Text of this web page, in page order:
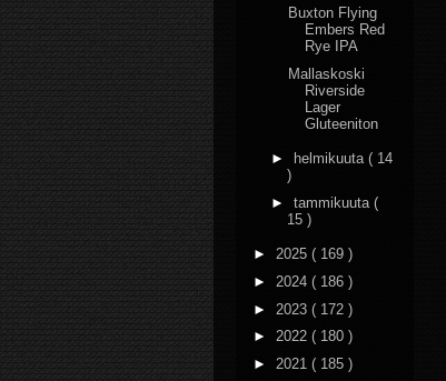
Buxton Flying
Embers Red
Rye IPA
Mallaskoski
Riverside
Lager
Gluteeniton
► helmikuuta ( 14
)
► tammikuuta (
15 )
► 2025 ( 169 )
► 2024 ( 186 )
► 2023 ( 172 )
► 2022 ( 180 )
► 2021 ( 185 )